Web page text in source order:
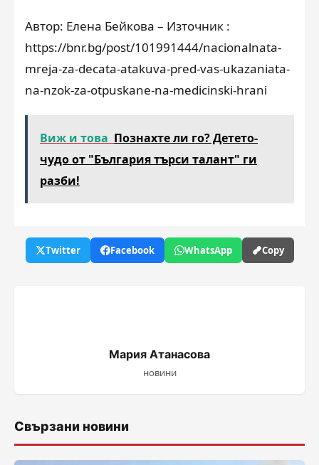
Автор: Елена Бейкова – Източник :
https://bnr.bg/post/101991444/nacionalnata-
mreja-za-decata-atakuva-pred-vas-ukazaniata-
na-nzok-za-otpuskane-na-medicinski-hrani
Виж и това Познахте ли го? Детето-
чудо от "България търси талант" ги
разби!
Twitter Facebook WhatsApp Copy
Мария Атанасова
новини
Свързани новини